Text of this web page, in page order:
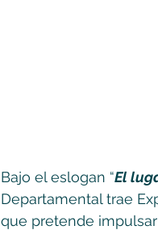
Bajo el eslogan “El
Departamental trae
que pretende